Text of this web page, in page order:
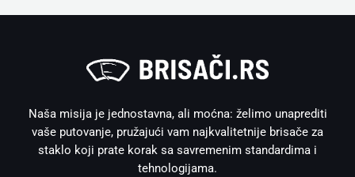
Naša misija je jednostavna, ali moćna: želimo unaprediti
vaše putovanje, pružajući vam najkvalitetnije brisače za
staklo koji prate korak sa savremenim standardima i
tehnologijama.